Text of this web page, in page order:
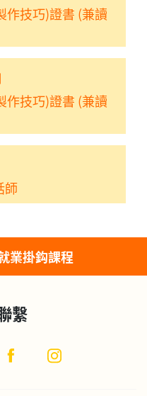
作技巧)證書 (兼讀
作技巧)證書 (兼讀
師
業掛鈎課程
繫